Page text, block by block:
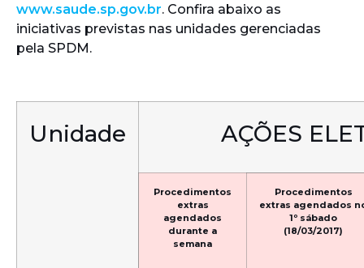
www.saude.sp.gov.br. Confira abaixo as
iniciativas previstas nas unidades gerenciadas
pela SPDM.
Unidade AÇÕES
Procedimentos
extras
agendados
durante a
semana
Procedimentos
extras agendados
1º sábado
(18/03/2017)